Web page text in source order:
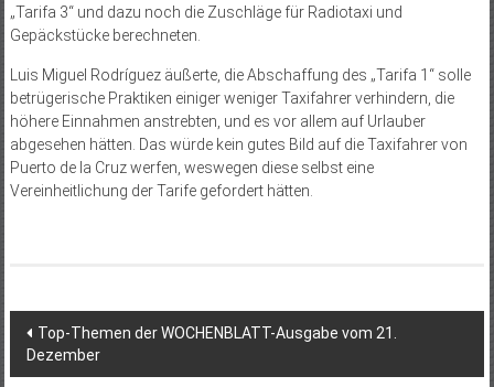
„Tarifa 3“ und dazu noch die Zuschläge für Radiotaxi und
Gepäckstücke berechneten.
Luis Miguel Rodríguez äußerte, die Abschaffung des „Tarifa 1“ solle
betrügerische Praktiken einiger weniger Taxifahrer verhindern, die
höhere Einnahmen anstrebten, und es vor allem auf Urlauber
abgesehen hätten. Das würde kein gutes Bild auf die Taxifahrer von
Puerto de la Cruz werfen, weswegen diese selbst eine
Vereinheitlichung der Tarife gefordert hätten.
Beitragsnavigation
Top-Themen der WOCHENBLATT-Ausgabe vom 21.
Dezember